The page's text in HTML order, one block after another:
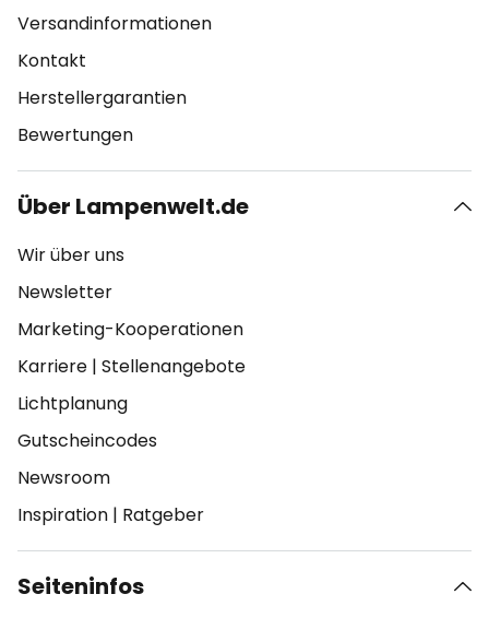
Versandinformationen
Kontakt
Herstellergarantien
Bewertungen
Über Lampenwelt.de
Wir über uns
Newsletter
Marketing-Kooperationen
Karriere | Stellenangebote
Lichtplanung
Gutscheincodes
Newsroom
Inspiration | Ratgeber
Seiteninfos